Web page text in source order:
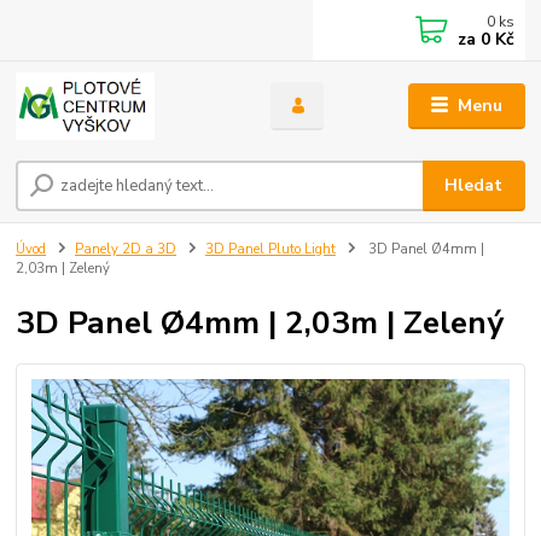
Menu
Hledat
0 ks
za 0 Kč
Úvod Panely 2D a 3D 3D Panel Pluto Light
3D Panel Ø4mm |
2,03m | Zelený
3D Panel Ø4mm | 2,03m | Zelený